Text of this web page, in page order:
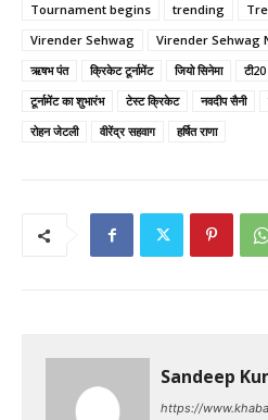
Tournament begins trending
Virender Sehwag
Virender Sehwag
ऋषभ पंत
क्रिकेट टूर्नामेंट जियो सिनेमा
टूर्नामेंट का शुभारंभ
टेस्ट क्रिकेट नवदीप सैनी
रोहन जेटली
वीरेंद्र सहवाग हर्षित राणा
Sandeep
https://